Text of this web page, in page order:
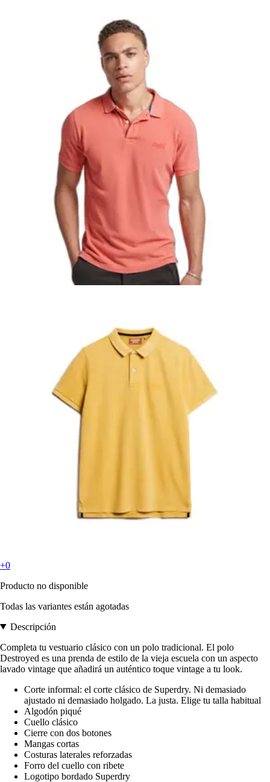
+0
Producto no disponible
Todas las variantes están agotadas
Descripción
Completa tu vestuario clásico con un polo tradicional. El polo
Destroyed es una prenda de estilo de la vieja escuela con un aspecto
lavado vintage que añadirá un auténtico toque vintage a tu look.
Corte informal: el corte clásico de Superdry. Ni demasiado
ajustado ni demasiado holgado. La justa. Elige tu talla habitual
Algodón piqué
Cuello clásico
Cierre con dos botones
Mangas cortas
Costuras laterales reforzadas
Forro del cuello con ribete
Logotipo bordado Superdry